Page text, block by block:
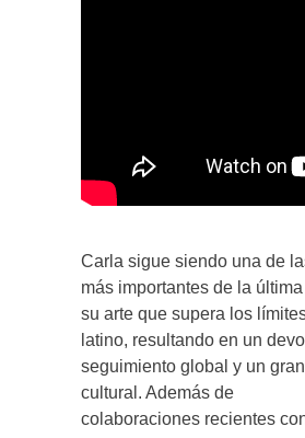
Carla sigue siendo una de
más importantes de la
su arte que supera los
latino, resultando en un
seguimiento global y un
cultural. Además de
colaboraciones recientes